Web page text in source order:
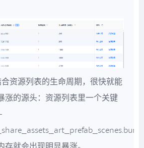
合资源列表的生命周期，很快就能
涨的源头：资源列表里一个关键